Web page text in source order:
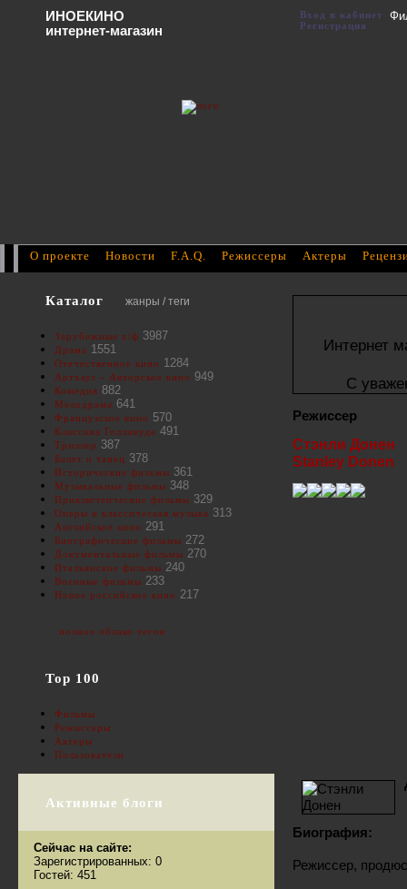
Интернет
С
Режиссер
Стэнли Донен
Stanley Donen
Биография:
Режиссер,
Каталог жанры / теги
Зарубежные х/ф 3987
Драма 1551
Отечественное кино 1284
Артхаус - Авторское кино 949
Комедия 882
Мелодрама 641
Французское кино 570
Классика Голливуда 491
Триллер 387
Балет и танец 378
Исторические фильмы 361
Музыкальные фильмы 348
Приключенческие фильмы 329
Оперы и классическая музыка 313
Английское кино 291
Биографические фильмы 272
Документальные фильмы 270
Итальянские фильмы 240
Военные фильмы 233
Новое российское кино 217
полное облако тегов
Top 100
Фильмы
Режиссеры
Актеры
Пользователи
Активные блоги
Сейчас на сайте:
Зарегистрированных: 0
Гостей: 451
О проекте Новости F.A.Q. Режиссеры Актеры
ИНОЕКИНО
интернет-магазин
Вход в кабинет
Регистрация